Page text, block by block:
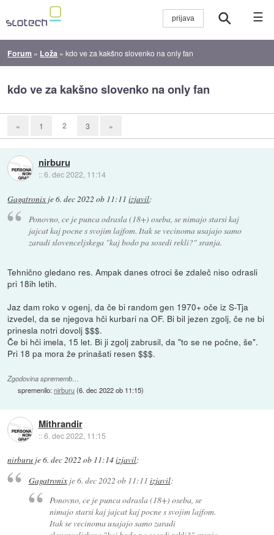
☰
Forum » Loža »kdo ve za kakšno slovenko na only fan
kdo ve za kakšno slovenko na only fan
« 1 2 3 »
nirburu
::6. dec 2022, 11:14
Gagatronix je6. dec 2022 ob 11:11 izjavil:
Ponovno, ce je punca odrasla (18+) oseba, se nimajo starsi kaj
jajcat kaj pocne s svojim lajfom. Itak se vecinoma usajajo samo
zaradi slovenceljskega "kaj bodo pa sosedi rekli?" sranja.
Tehnično gledano res. Ampak danes otroci še zdaleč niso odrasli
pri 18ih letih.
Jaz dam roko v ogenj, da če bi random gen 1970+ oče iz S-Tja
izvedel, da se njegova hči kurbari na OF. Bi bil jezen zgolj, če ne bi
prinesla notri dovolj $$$.
Če bi hči imela, 15 let. Bi ji zgolj zabrusil, da "to se ne počne, še".
Pri 18 pa mora že prinašati resen $$$.
Zgodovina sprememb…
spremenilo:nirburu(6. dec 2022 ob 11:15)
Mithrandir
::6. dec 2022, 11:15
nirburu je6. dec 2022 ob 11:14izjavil:
Gagatronixje6. dec 2022 ob 11:11 izjavil:
Ponovno, ce je punca odrasla (18+) oseba, se
nimajo starsi kaj jajcat kaj pocne s svojim lajfom.
Itak se vecinoma usajajo samo zaradi